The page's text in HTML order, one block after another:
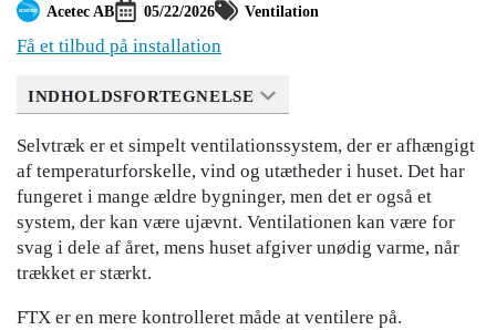
Acetec AB 05/22/2026 Ventilation
Få et tilbud på installation
INDHOLDSFORTEGNELSE
Selvtræk er et simpelt ventilationssystem, der er afhængigt
af temperaturforskelle, vind og utætheder i huset. Det har
fungeret i mange ældre bygninger, men det er også et
system, der kan være ujævnt. Ventilationen kan være for
svag i dele af året, mens huset afgiver unødig varme, når
trækket er stærkt.
FTX er en mere kontrolleret måde at ventilere på.